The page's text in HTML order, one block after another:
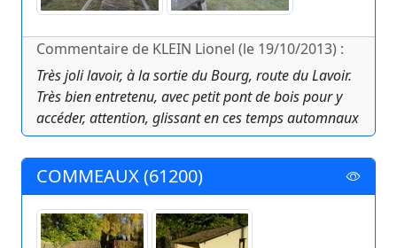
Commentaire de KLEIN Lionel (le 19/10/2013) :
Très joli lavoir, à la sortie du Bourg, route du Lavoir.
Très bien entretenu, avec petit pont de bois pour y
accéder, attention, glissant en ces temps automnaux
COMMEAUX (61200)